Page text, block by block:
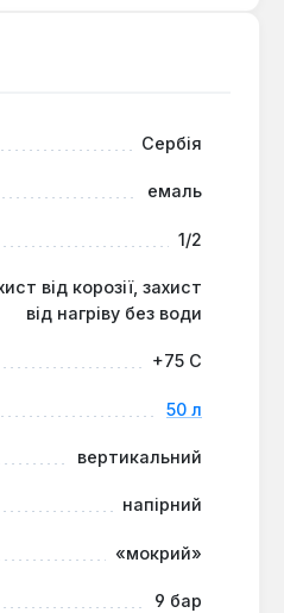
безпеку експлуатації
можливістю гнучкого
Сербія
емаль
1/2
від корозії, захист
від нагріву без води
+75 C
50 л
вертикальний
напірний
«мокрий»
9 бар